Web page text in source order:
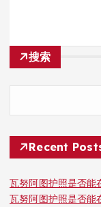
搜索
Recent
瓦努阿图护照是否能
瓦努阿图护照是否能